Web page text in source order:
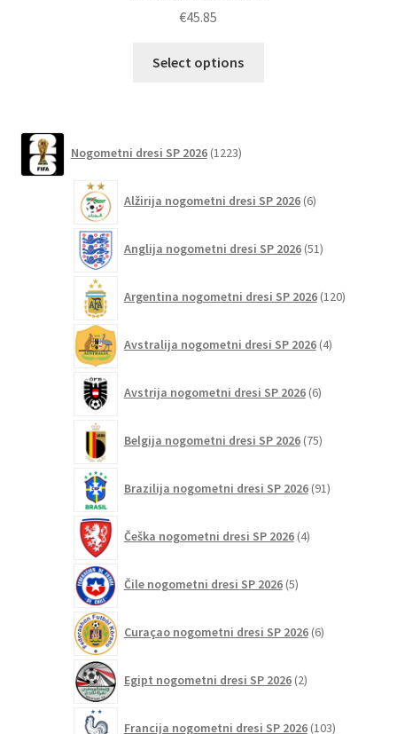
€45.85
Select options
izberete
strani
Nogometni dresi SP 2026 1223izdelkov
Alžirija nogometni dresi SP 2026 6izdelkov
Anglija nogometni dresi SP 2026 51izdelkov
Argentina nogometni dresi SP 2026 120izdelkov
Avstralija nogometni dresi SP 2026 4izdelki
Avstrija nogometni dresi SP 2026 6izdelkov
Belgija nogometni dresi SP 2026 75izdelkov
Brazilija nogometni dresi SP 2026 91izdelkov
Češka nogometni dresi SP 2026 4izdelki
Čile nogometni dresi SP 2026 5izdelkov
Curaçao nogometni dresi SP 2026 6izdelkov
Egipt nogometni dresi SP 2026 2izdelka
Francija nogometni dresi SP 2026 103